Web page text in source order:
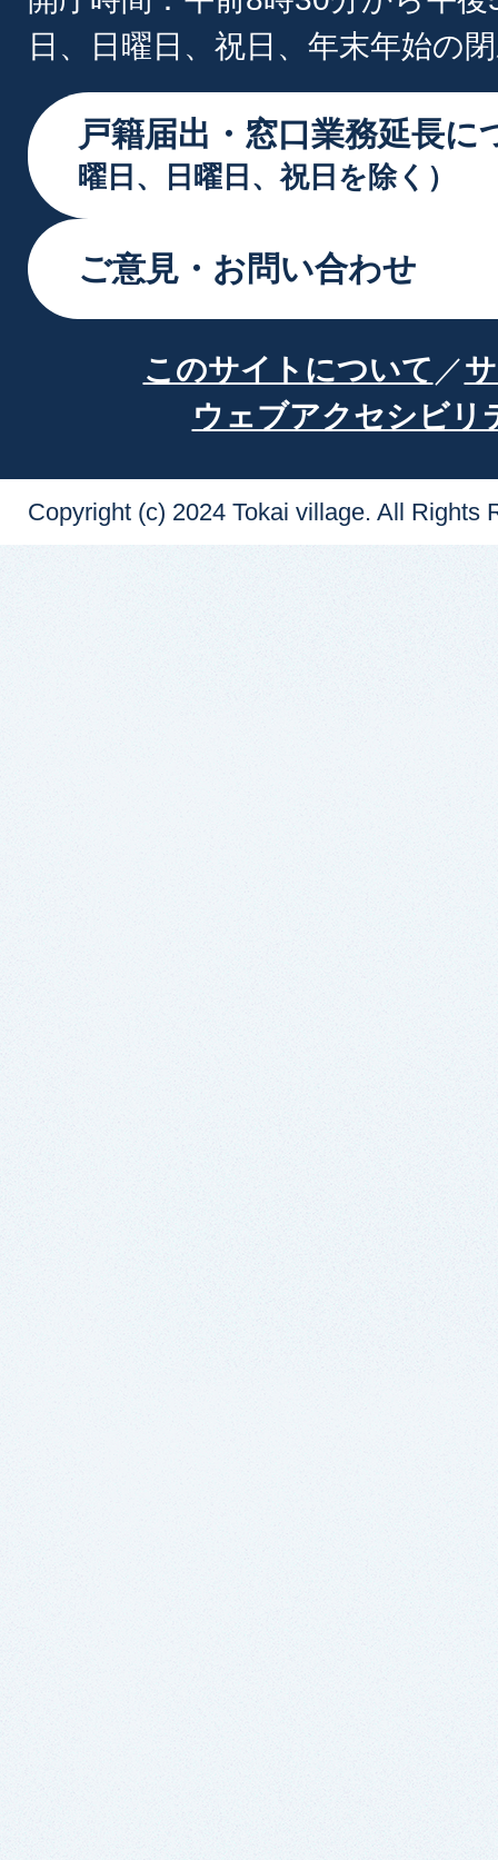
日、日曜日、祝日、年末年始の
戸籍届出・窓口業務延長に
曜日、日曜日、祝日を除く）
ご意見・お問い合わせ
このサイトについて
ウェブアクセシビリ
Copyright (c) 2024 Tokai village. All Rights